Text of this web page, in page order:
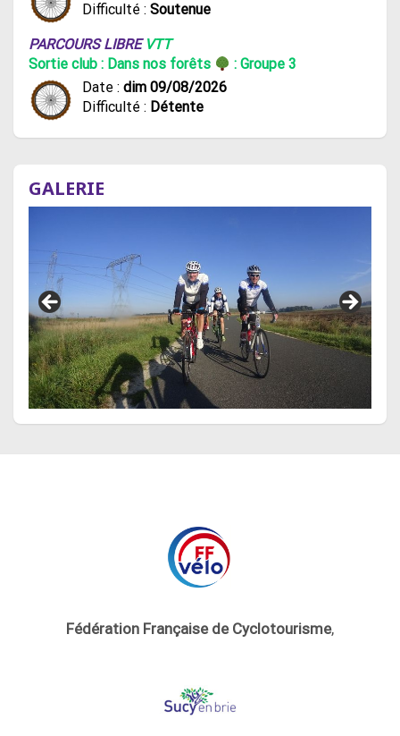
Difficulté : Soutenue
PARCOURS LIBRE VTT
Sortie club : Dans nos forêts
: Groupe 3
Date : dim 09/08/2026
Difficulté : Détente
GALERIE
Fédération Française de Cyclotourisme,